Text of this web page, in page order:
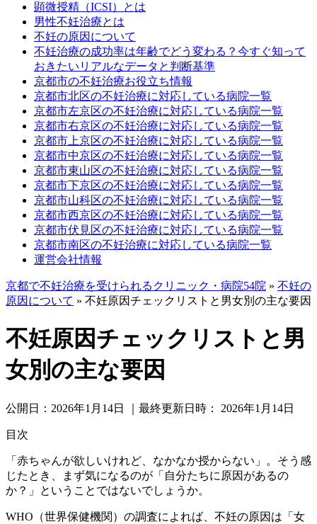
顕微授精（ICSI）とは
男性不妊治療とは
不妊の原因について
不妊治療の成功率は年齢でどう変わる？今すぐ知って
おきたいリアルなデータと判断基準
京都市の不妊治療お役立ち情報
京都市北区の不妊治療に対応している病院一覧
京都市左京区の不妊治療に対応している病院一覧
京都市右京区の不妊治療に対応している病院一覧
京都市上京区の不妊治療に対応している病院一覧
京都市中京区の不妊治療に対応している病院一覧
京都市東山区の不妊治療に対応している病院一覧
京都市下京区の不妊治療に対応している病院一覧
京都市山科区の不妊治療に対応している病院一覧
京都市西京区の不妊治療に対応している病院一覧
京都市伏見区の不妊治療に対応している病院一覧
京都市南区の不妊治療に対応している病院一覧
運営会社情報
京都で不妊治療を受けられるクリニック・病院54院 » 不妊の
原因について » 不妊原因チェックリストと男女別の主な要因
不妊原因チェックリストと男
女別の主な要因
公開日： 2026年1月14日 ｜最終更新日時： 2026年1月14日
目次
「赤ちゃんが欲しいけれど、なかなか授からない」。そう感
じたとき、まず気になるのが「自分たちに原因があるの
か？」ということではないでしょうか。
WHO（世界保健機関）の調査によれば、不妊の原因は 「女